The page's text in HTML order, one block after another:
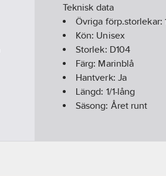
Teknisk data
Övriga förp.storlekar:
Kön: Unisex
Storlek: D104
Färg: Marinblå
Hantverk: Ja
Längd: 1/1-lång
Säsong: Året runt